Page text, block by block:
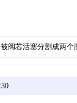
阀芯活塞分割成两